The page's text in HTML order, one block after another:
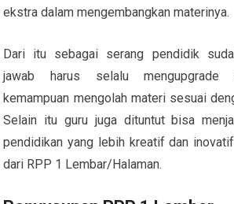
ekstra dalam mengembangkan materinya.
Dari itu sebagai serang pendidik
jawab harus selalu mengupgrade
kemampuan mengolah materi sesuai
Selain itu guru juga dituntut bisa
pendidikan yang lebih kreatif dan
dari RPP 1 Lembar/Halaman.